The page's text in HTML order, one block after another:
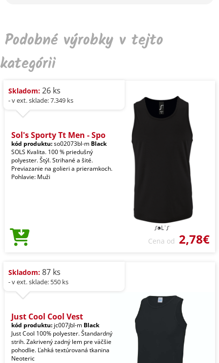
Podobné výrobky v tejto
kategórii
Skladom: 26 ks
- v ext. sklade: 7.349 ks
Sol's Sporty Tt Men - Spo
kód produktu:so02073bl-m Black
SOLS Kvalita. 100 % priedušný
polyester. Štýl. Strihané a šité.
Previazanie na golieri a prieramkoch.
Pohlavie: Muži
Cena od 2,78€
Skladom: 87 ks
- v ext. sklade: 550 ks
Just Cool Cool Vest
kód produktu: jc007jbl-m Black
Just Cool 100% polyester. Štandardný
strih. Zakrivený zadný lem pre väčšie
pohodlie. Ľahká textúrovaná tkanina
Neoteric